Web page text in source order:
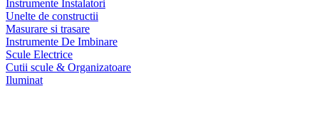
Instrumente Instalatori
Unelte de constructii
Masurare si trasare
Instrumente De Imbinare
Scule Electrice
Cutii scule & Organizatoare
Iluminat